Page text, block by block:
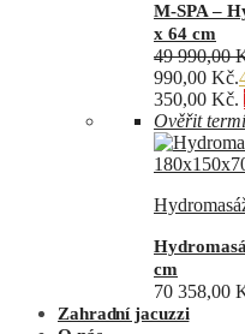
M-SPA –
x 64 cm
49 990,00
990,00 Kč.
350,00 Kč.
Ověřit
cm
70 358,00
Zahradní jacuzzi